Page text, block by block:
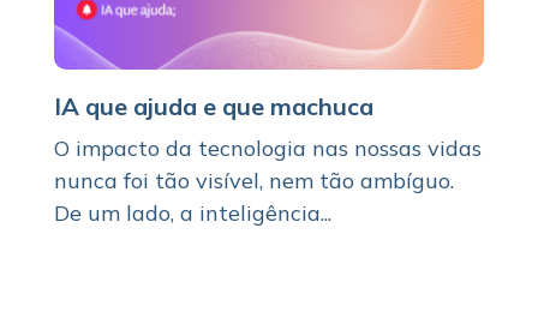
IA que ajuda e que machuca
O impacto da tecnologia nas nossas vidas
nunca foi tão visível, nem tão ambíguo.
De um lado, a inteligência...